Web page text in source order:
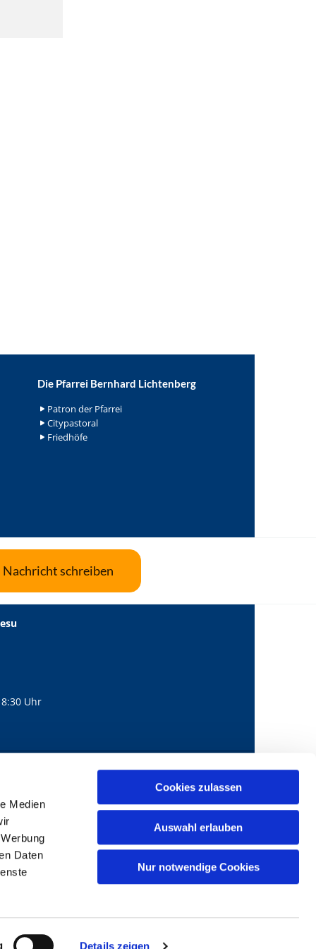
Medien
Daten
Details zeigen
Cookies zulassen
Auswahl erlauben
Nur notwendige Cookies
Die Pfarrei Bernhard Lichtenberg
Patron der Pfarrei
Citypastoral
Friedhöfe
Nachricht schreiben
Uhr
mail@bernhard-lichtenberg.berlin